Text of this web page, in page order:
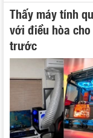
Thấy máy tính
với điều hòa
trước